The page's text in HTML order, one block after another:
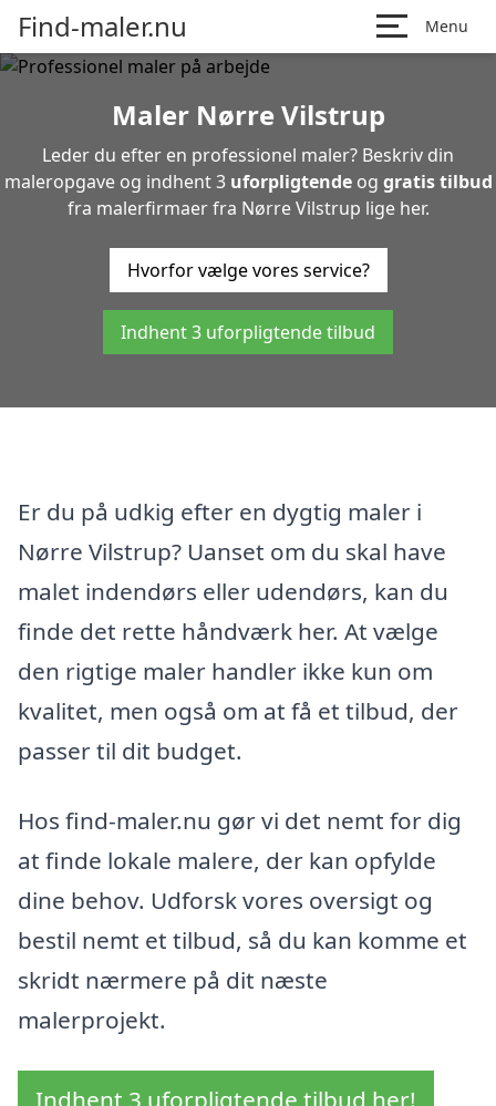
Find-maler.nu Menu
Maler Nørre Vilstrup
Leder du efter en professionel maler? Beskriv din
maleropgave og indhent 3 uforpligtendeog gratis tilbud
fra malerfirmaer fra Nørre Vilstrup lige her.
Hvorfor vælge vores service?
Indhent 3 uforpligtende tilbud
Er du på udkig efter en dygtig maler i
Nørre Vilstrup? Uanset om du skal have
malet indendørs eller udendørs, kan du
finde det rette håndværk her. At vælge
den rigtige maler handler ikke kun om
kvalitet, men også om at få et tilbud, der
passer til dit budget.
Hos find-maler.nu gør vi det nemt for dig
at finde lokale malere, der kan opfylde
dine behov. Udforsk vores oversigt og
bestil nemt et tilbud, så du kan komme et
skridt nærmere på dit næste
malerprojekt.
Indhent 3 uforpligtende tilbud her!